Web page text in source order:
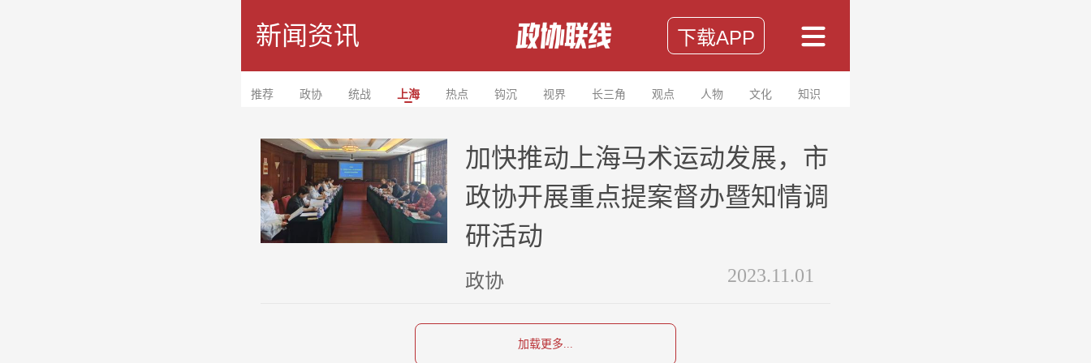
新闻资讯 下载APP
推荐 政协 统战 上海 热点 钩沉 视界 长三角 观点 人物 文化 知识
加快推动上海马术运动发展，市
政协开展重点提案督办暨知情调
研活动
政协 2023.11.01
加载更多...